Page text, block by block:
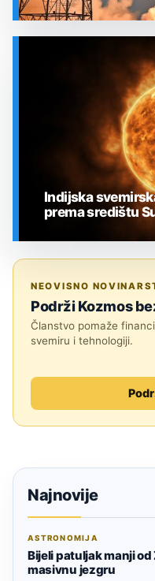
Indijska
prema središtu
NEOVISNO
Podrži Kozmos
Članstvo pomaže
svemiru i tehnologiji.
Najnovije
ASTRONOMIJA
Bijeli patuljak manji
masivnu jezgru